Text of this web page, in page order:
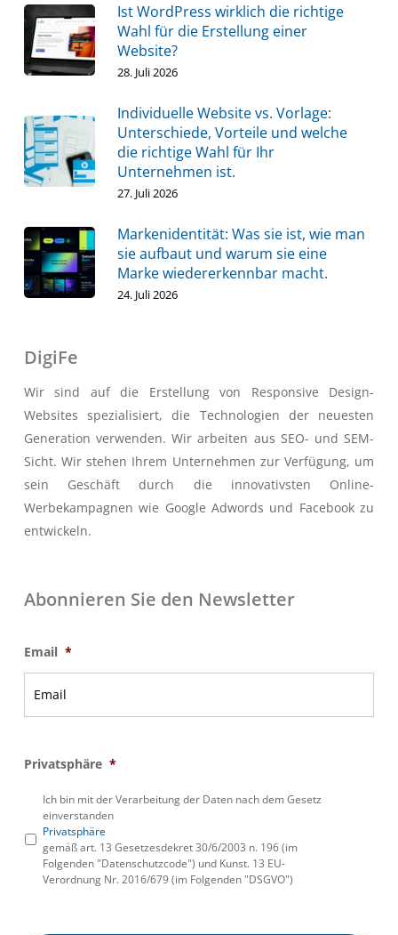
Ist WordPress wirklich die richtige
Wahl für die Erstellung einer
Website?
28. Juli 2026
Individuelle Website vs. Vorlage:
Unterschiede, Vorteile und welche
die richtige Wahl für Ihr
Unternehmen ist.
27. Juli 2026
Markenidentität: Was sie ist, wie man
sie aufbaut und warum sie eine
Marke wiedererkennbar macht.
24. Juli 2026
DigiFe
Wir sind auf die Erstellung von Responsive Design-
Websites spezialisiert, die Technologien der neuesten
Generation verwenden. Wir arbeiten aus SEO- und SEM-
Sicht. Wir stehen Ihrem Unternehmen zur Verfügung, um
sein Geschäft durch die innovativsten Online-
Werbekampagnen wie Google Adwords und Facebook zu
entwickeln.
Abonnieren Sie den Newsletter
Email *
Privatsphäre *
Ich bin mit der Verarbeitung der Daten nach dem Gesetz
einverstanden
Privatsphäre
gemäß art. 13 Gesetzesdekret 30/6/2003 n. 196 (im
Folgenden "Datenschutzcode") und Kunst. 13 EU-
Verordnung Nr. 2016/679 (im Folgenden "DSGVO")